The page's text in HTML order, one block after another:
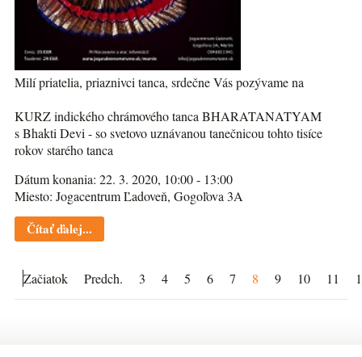
Milí priatelia, priaznivci tanca, srdečne Vás pozývame na
KURZ indického chrámového tanca BHARATANATYAM
s Bhakti Devi - so svetovo uznávanou tanečnicou tohto tisíce
rokov starého tanca
Dátum konania: 22. 3. 2020, 10:00 - 13:00
Miesto: Jogacentrum Ľadoveň, Gogoľova 3A
Čítať ďalej...
Začiatok Predch. 3 4 5 6 7 8 9 10 11